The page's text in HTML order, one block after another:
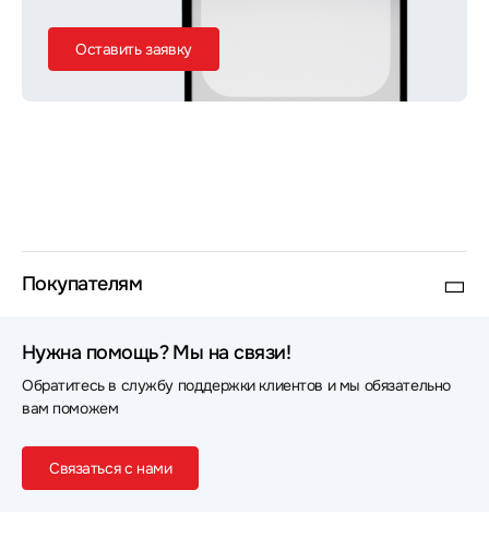
Оставить заявку
Покупателям
Нужна помощь? Мы на связи!
Обратитесь в службу поддержки клиентов и мы обязательно
вам поможем
Связаться с нами